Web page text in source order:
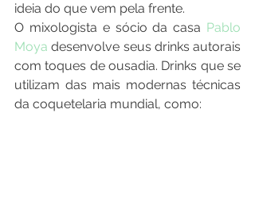
ideia do que vem pela frente.
O mixologista e sócio da casa Pablo
Moya desenvolve seus drinks autorais
com toques de ousadia. Drinks que se
utilizam das mais modernas técnicas
da coquetelaria mundial, como: